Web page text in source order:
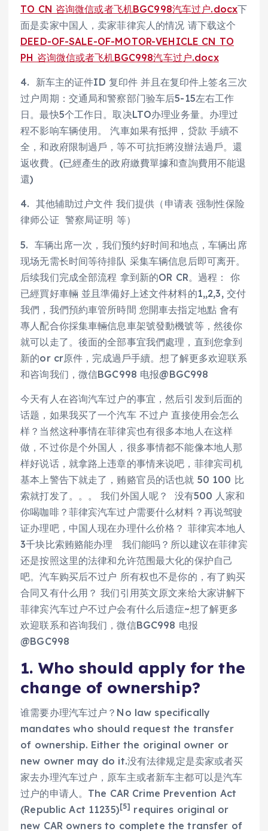
TO CN 咨询微信或者飞机BGC998汽车过户.docx下
面是卖家中国人，卖家菲律宾人的情况 请下载这个
DEED-OF-SALE-OF-MOTOR-VEHICLE CN TO
PH 咨询微信或者飞机BGC998汽车过户.docx
4. 新车主的证件ID 复印件 并且在复印件上签名三次
过户周期：交通局和警察部门验车后5-15左右工作
日。最快5个工作日。取决LTO办理业务量。办理过
程不影响车辆使用。 汽車如果有抵押，贷款 手續不
全，和政府限制過戶，等不可抗拒將沒辦法過戶。還
返收費。(已經產生的政府繳費單據和查詢費用不能退
還)
4. 其他辅助过户文件 我们提供（申请表 强制性保险
律师公证 警察局证明 等）
5. 车辆出席一次，我们预约好时间和地点，车辆出席
现场无需长时间等待排队 采集车辆信息后即可离开。
后续我们完成全部流程 拿到新的OR CR。過程： 你
已經買好車輛 並且準備好上述文件材料的1,,2,3, 交付
我們，我們預約車管所時間 您開車去指定地點 會有
專人配合你採集車輛信息車架號發動機號等，然後你
就可以走了。後面的全部事宜我們處理，直到您拿到
新的or cr原件，完成過戶手續。想了解更多欢迎联系
和咨询我们，微信BGC998 电报@BGC998
今天有人在咨询汽车过户的事宜，然后引发到后面的
话题，如果我买了一个汽车 不过户 直接使用会怎么
样？当然这种事情在菲律宾也有很多本地人在这样
做，不过你是个外国人，很多事情都不能像本地人那
样好说话，就拿路上违章的事情来说吧，菲律宾司机
基本上警告下就走了，贿赂官员的话也就 50 100 比
索就打发了。。。 我们外国人呢？ 没有500 人家和
你喝咖啡？菲律宾汽车过户需要什么材料？再说驾驶
证办理吧，中国人现在办理什么价格？ 菲律宾本地人
3千块比索贿赂能办理 我们能吗？所以建议在菲律宾
还是按照这里的法律和允许范围最大化的保护自己
吧。汽车购买后不过户 所有权也不是你的，有了购买
合同又有什么用？ 我们引用英文原文来给大家讲解下
菲律宾汽车过户不过户会有什么后遗症~想了解更多
欢迎联系和咨询我们，微信BGC998 电报
@BGC998
1. Who should apply for the
change of ownership?
谁需要办理汽车过户？No law specifically
mandates who should request the transfer
of ownership. Either the original owner or
new owner may do it.没有法律规定是卖家或者买
家去办理汽车过户，原车主或者新车主都可以是汽车
过户的申请人。The CAR Crime Prevention Act
(Republic Act 11235)[5] requires original or
new CAR owners to complete the transfer of